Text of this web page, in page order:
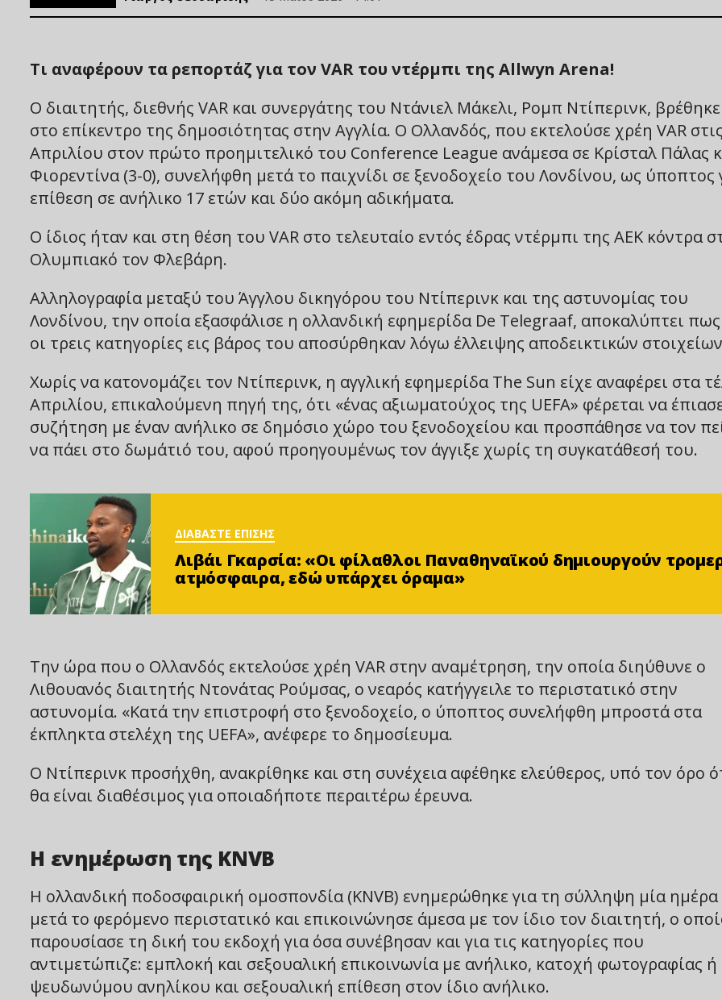
Tι αναφέρουν τα ρεπορτάζ για τον VAR του ντέρμπι της Allwyn Arena!
Ο διαιτητής, διεθνής VAR και συνεργάτης του Ντάνιελ Μάκελι, Ρομπ Ντίπερινκ, βρέθηκε
στο επίκεντρο της δημοσιότητας στην Αγγλία. Ο Ολλανδός, που εκτελούσε χρέη VAR
Απριλίου στον πρώτο προημιτελικό του Conference League ανάμεσα σε Κρίσταλ Πάλας
Φιορεντίνα (3-0), συνελήφθη μετά το παιχνίδι σε ξενοδοχείο του Λονδίνου, ως ύποπτος
επίθεση σε ανήλικο 17 ετών και δύο ακόμη αδικήματα.
Ο ίδιος ήταν και στη θέση του VAR στο τελευταίο εντός έδρας ντέρμπι της ΑΕΚ κόντρα
Ολυμπιακό τον Φλεβάρη.
Αλληλογραφία μεταξύ του Άγγλου δικηγόρου του Ντίπερινκ και της αστυνομίας του
Λονδίνου, την οποία εξασφάλισε η ολλανδική εφημερίδα De Telegraaf, αποκαλύπτει πως
οι τρεις κατηγορίες εις βάρος του αποσύρθηκαν λόγω έλλειψης αποδεικτικών
Χωρίς να κατονομάζει τον Ντίπερινκ, η αγγλική εφημερίδα The Sun είχε αναφέρει στα
Απριλίου, επικαλούμενη πηγή της, ότι «ένας αξιωματούχος της UEFA» φέρεται να
συζήτηση με έναν ανήλικο σε δημόσιο χώρο του ξενοδοχείου και προσπάθησε να τον
να πάει στο δωμάτιό του, αφού προηγουμένως τον άγγιξε χωρίς τη συγκατάθεσή του.
ΔΙΑΒΑΣΤΕ ΕΠΙΣΗΣ
Λιβάι Γκαρσία: «Οι φίλαθλοι Παναθηναϊκού δημιουργούν
ατμόσφαιρα, εδώ υπάρχει όραμα»
Την ώρα που ο Ολλανδός εκτελούσε χρέη VAR στην αναμέτρηση, την οποία διηύθυνε ο
Λιθουανός διαιτητής Ντονάτας Ρούμσας, ο νεαρός κατήγγειλε το περιστατικό στην
αστυνομία. «Κατά την επιστροφή στο ξενοδοχείο, ο ύποπτος συνελήφθη μπροστά στα
έκπληκτα στελέχη της UEFA», ανέφερε το δημοσίευμα.
Ο Ντίπερινκ προσήχθη, ανακρίθηκε και στη συνέχεια αφέθηκε ελεύθερος, υπό τον όρο
θα είναι διαθέσιμος για οποιαδήποτε περαιτέρω έρευνα.
Η ενημέρωση της KNVB
Η ολλανδική ποδοσφαιρική ομοσπονδία (KNVB) ενημερώθηκε για τη σύλληψη μία ημέρα
μετά το φερόμενο περιστατικό και επικοινώνησε άμεσα με τον ίδιο τον διαιτητή, ο
παρουσίασε τη δική του εκδοχή για όσα συνέβησαν και για τις κατηγορίες που
αντιμετώπιζε: εμπλοκή και σεξουαλική επικοινωνία με ανήλικο, κατοχή φωτογραφίας ή
ψευδωνύμου ανηλίκου και σεξουαλική επίθεση στον ίδιο ανήλικο.